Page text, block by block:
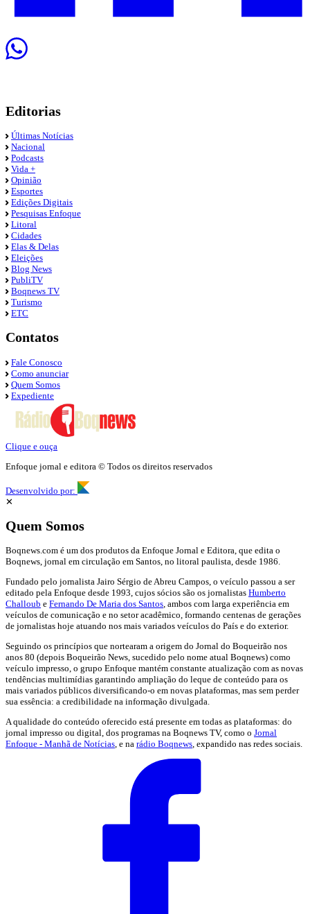
Editorias
Últimas Notícias
Nacional
Podcasts
Vida +
Opinião
Esportes
Edições Digitais
Pesquisas Enfoque
Litoral
Cidades
Elas & Delas
Eleições
Blog News
PubliTV
Boqnews TV
Turismo
ETC
Contatos
Fale Conosco
Como anunciar
Quem Somos
Expediente
Clique e ouça
Enfoque jornal e editora © Todos os direitos reservados
Desenvolvido por:
✕
Quem Somos
Boqnews.com é um dos produtos da Enfoque Jornal e Editora, que edita o
Boqnews, jornal em circulação em Santos, no litoral paulista, desde 1986.
Fundado pelo jornalista Jairo Sérgio de Abreu Campos, o veículo passou a ser
editado pela Enfoque desde 1993, cujos sócios são os jornalistas Humberto
Challoub e Fernando De Maria dos Santos , ambos com larga experiência em
veículos de comunicação e no setor acadêmico, formando centenas de gerações
de jornalistas hoje atuando nos mais variados veículos do País e do exterior.
Seguindo os princípios que nortearam a origem do Jornal do Boqueirão nos
anos 80 (depois Boqueirão News, sucedido pelo nome atual Boqnews) como
veículo impresso, o grupo Enfoque mantém constante atualização com as novas
tendências multimídias garantindo ampliação do leque de conteúdo para os
mais variados públicos diversificando-o em novas plataformas, mas sem perder
sua essência: a credibilidade na informação divulgada.
A qualidade do conteúdo oferecido está presente em todas as plataformas: do
jornal impresso ou digital, dos programas na Boqnews TV, como o Jornal
Enfoque - Manhã de Notícias , e na rádio Boqnews , expandido nas redes sociais.